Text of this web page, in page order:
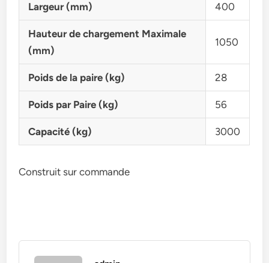
Largeur (mm) 400
Hauteur de chargement Maximale
(mm)
1050
Poids de la paire (kg) 28
Poids par Paire (kg) 56
Capacité (kg) 3000
Construit sur commande